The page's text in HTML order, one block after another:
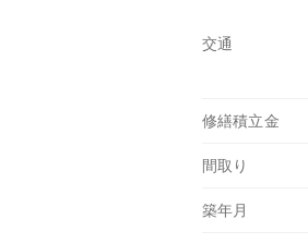
交通
修繕積立金
間取り
築年月